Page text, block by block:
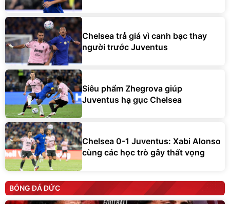
Chelsea trả giá vì canh bạc thay
người trước Juventus
Siêu phẩm Zhegrova giúp
Juventus hạ gục Chelsea
Chelsea 0-1 Juventus: Xabi Alonso
cùng các học trò gây thất vọng
BÓNG ĐÁ ĐỨC